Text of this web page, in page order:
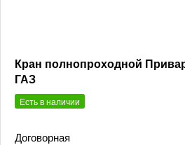
Кран полнопроходной
ГАЗ
Есть в наличии
Договорная